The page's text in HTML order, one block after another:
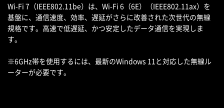
Wi-Fi 7（IEEE802.11be）は、Wi-Fi 6（6E）（IEEE802.11ax）を
基盤に、通信速度、効率、遅延がさらに改善された次世代の無線
規格です。高速で低遅延、かつ安定したデータ通信を実現しま
す。
※6GHz帯を使用するには、最新のWindows 11と対応した無線ル
ーターが必要です。